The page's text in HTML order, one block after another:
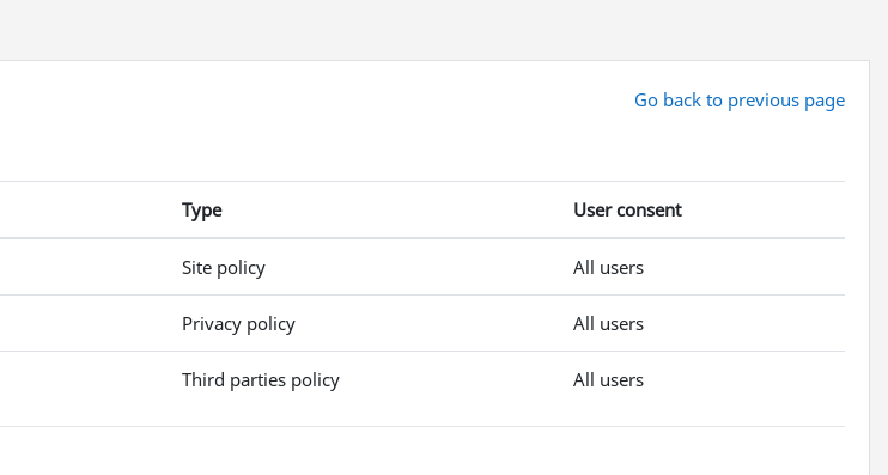
Go back to previous page
Type User consent
Site policy All users
Privacy policy All users
Third parties policy All users